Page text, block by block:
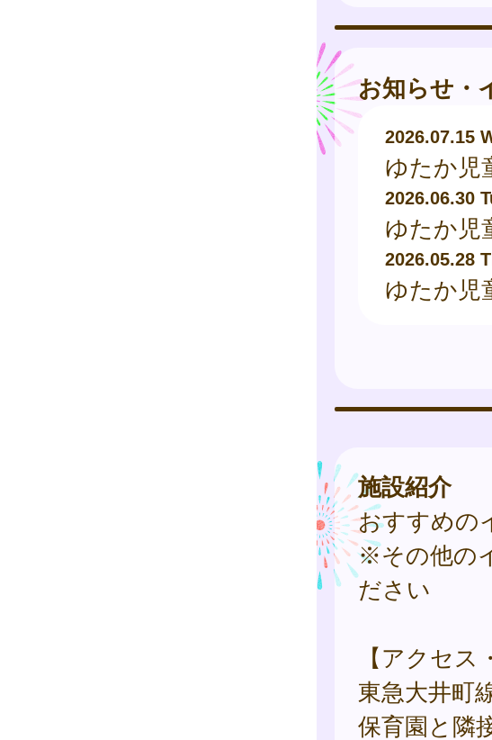
お知らせ・
2026.07.15
ゆたか児
2026.06.30
ゆたか児
2026.05.28
ゆたか児
施設紹介
おすすめの
※その他の
ださい
【アクセス
東急大井町
保育園と隣